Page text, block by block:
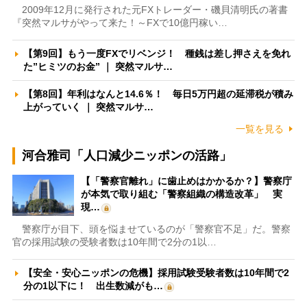
2009年12月に発行された元FXトレーダー・磯貝清明氏の著書
『突然マルサがやって来た！～FXで10億円稼い…
【第9回】もう一度FXでリベンジ！ 種銭は差し押さえを免れ
た”ヒミツのお金” ｜ 突然マルサ…
【第8回】年利はなんと14.6％！ 毎日5万円超の延滞税が積み
上がっていく ｜ 突然マルサ…
一覧を見る
河合雅司「人口減少ニッポンの活路」
【「警察官離れ」に歯止めはかかるか？】警察庁
が本気で取り組む「警察組織の構造改革」 実
現…
警察庁が目下、頭を悩ませているのが「警察官不足」だ。警察
官の採用試験の受験者数は10年間で2分の1以…
【安全・安心ニッポンの危機】採用試験受験者数は10年間で2
分の1以下に！ 出生数減がも…